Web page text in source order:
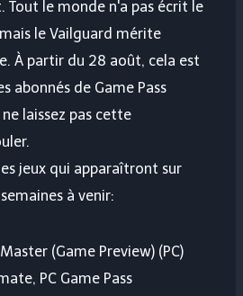
Tout le monde n'a pas écrit le
le Vailguard mérite
À partir du 28 août, cela est
abonnés de Game Pass
laissez pas cette
jeux qui apparaîtront sur
à venir:
(Game Preview) (PC)
PC Game Pass